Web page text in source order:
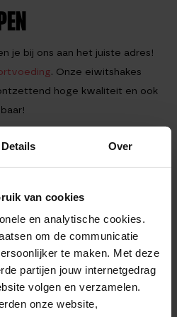
Details Over
van cookies
en analytische cookies.
om de communicatie
te maken. Met deze
partijen jouw internetgedrag
volgen en verzamelen.
onze website,
je bij ons aan het juiste adres!
. Onze eiwitshakes
hoge kwaliteit en ook
propyleen plastic